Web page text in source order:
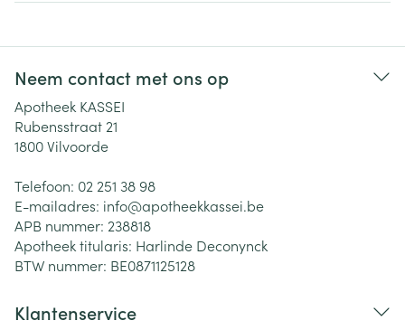
Neem contact met ons op
Apotheek KASSEI
Rubensstraat 21
1800Vilvoorde
Telefoon: 02 251 38 98
E-mailadres: info@apotheekkassei.be
APB nummer: 238818
Apotheek titularis: Harlinde Deconynck
BTW nummer: BE0871125128
Klantenservice